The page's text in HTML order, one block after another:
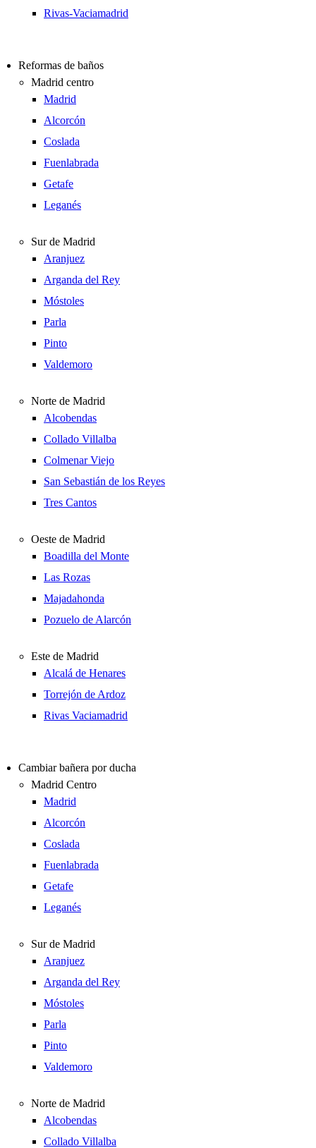
Rivas-Vaciamadrid
Reformas de baños
Madrid centro
Madrid
Alcorcón
Coslada
Fuenlabrada
Getafe
Leganés
Sur de Madrid
Aranjuez
Arganda del Rey
Móstoles
Parla
Pinto
Valdemoro
Norte de Madrid
Alcobendas
Collado Villalba
Colmenar Viejo
San Sebastián de los Reyes
Tres Cantos
Oeste de Madrid
Boadilla del Monte
Las Rozas
Majadahonda
Pozuelo de Alarcón
Este de Madrid
Alcalá de Henares
Torrejón de Ardoz
Rivas Vaciamadrid
Cambiar bañera por ducha
Madrid Centro
Madrid
Alcorcón
Coslada
Fuenlabrada
Getafe
Leganés
Sur de Madrid
Aranjuez
Arganda del Rey
Móstoles
Parla
Pinto
Valdemoro
Norte de Madrid
Alcobendas
Collado Villalba